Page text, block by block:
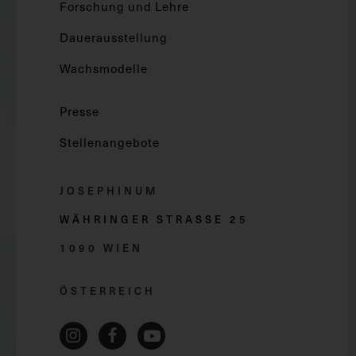
Forschung und Lehre
Dauerausstellung
Wachsmodelle
Presse
Stellenangebote
JOSEPHINUM
WÄHRINGER STRASSE 2 5
1090 WIEN
ÖSTERREICH